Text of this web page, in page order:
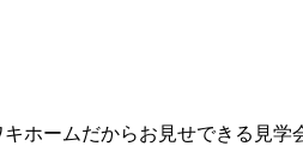
ホームだからお見せできる見学